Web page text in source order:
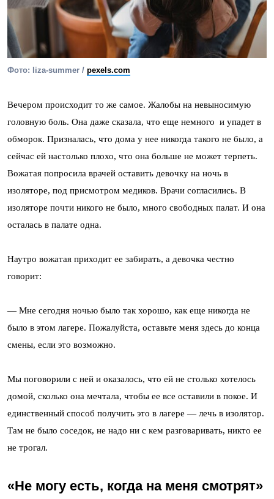
Фото: liza-summer / pexels.com
Вечером происходит то же самое. Жалобы на невыносимую
головную боль. Она даже сказала, что еще немного и упадет в
обморок. Призналась, что дома у нее никогда такого не было, а
сейчас ей настолько плохо, что она больше не может терпеть.
Вожатая попросила врачей оставить девочку на ночь в
изоляторе, под присмотром медиков. Врачи согласились. В
изоляторе почти никого не было, много свободных палат. И она
осталась в палате одна.
Наутро вожатая приходит ее забирать, а девочка честно
говорит:
— Мне сегодня ночью было так хорошо, как еще никогда не
было в этом лагере. Пожалуйста, оставьте меня здесь до конца
смены, если это возможно.
Мы поговорили с ней и оказалось, что ей не столько хотелось
домой, сколько она мечтала, чтобы ее все оставили в покое. И
единственный способ получить это в лагере — лечь в изолятор.
Там не было соседок, не надо ни с кем разговаривать, никто ее
не трогал.
«Не могу есть, когда на меня смотрят»